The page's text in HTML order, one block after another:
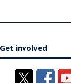
Get involved